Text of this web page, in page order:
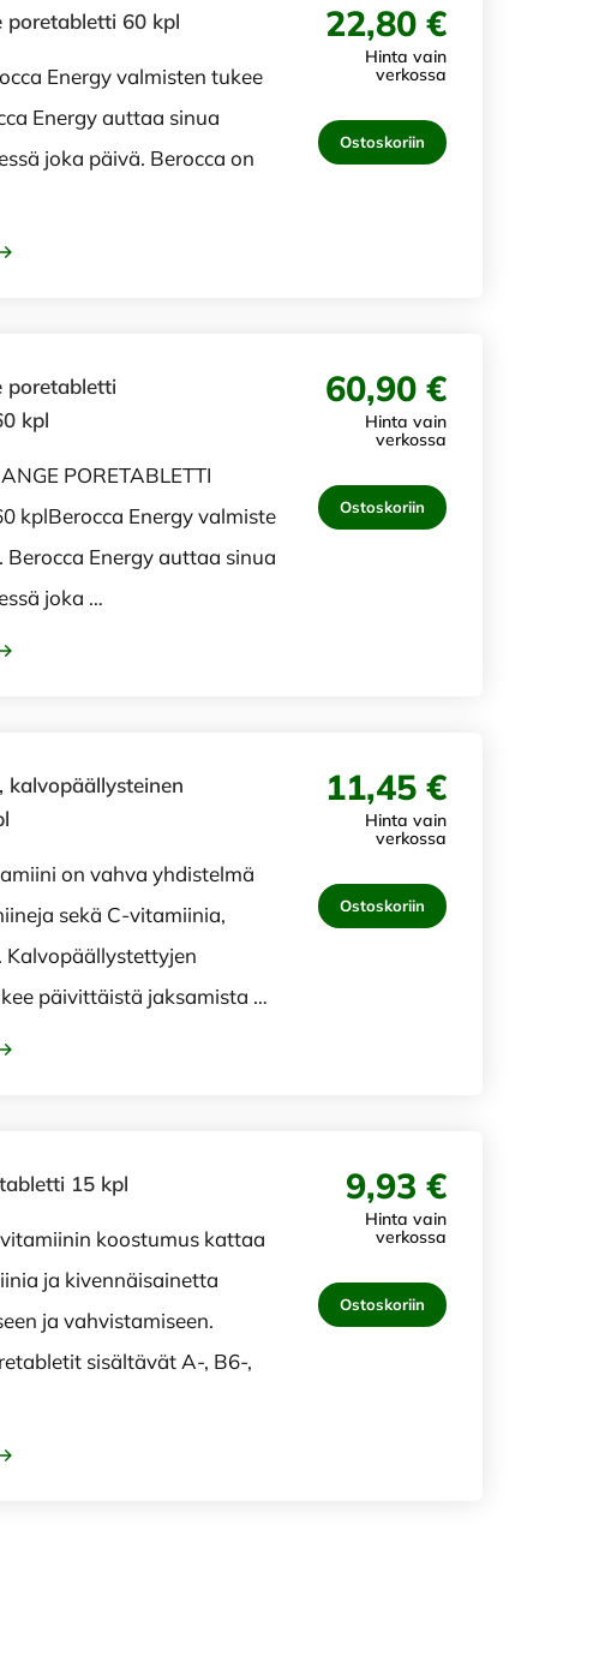
poretabletti 60 kpl
Energy valmisten tukee
Energy auttaa sinua
joka päivä. Berocca on
22,80 €
Hinta vain
verkossa
Ostoskoriin
poretabletti
kpl
PORETABLETTI
kplBerocca Energy valmiste
Energy auttaa sinua
joka …
60,90 €
Hinta vain
verkossa
Ostoskoriin
kalvopäällysteinen
on vahva yhdistelmä
sekä C-vitamiinia,
Kalvopäällystettyjen
päivittäistä jaksamista …
11,45 €
Hinta vain
verkossa
Ostoskoriin
15 kpl
koostumus kattaa
ja kivennäisainetta
ja vahvistamiseen.
sisältävät A-, B6-,
9,93 €
Hinta vain
verkossa
Ostoskoriin